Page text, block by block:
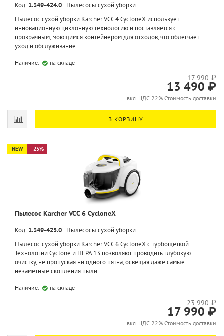
Код: 1.349-424.0 | Пылесосы сухой уборки
Пылесос сухой уборки Karcher VCC 4 CycloneX использует
инновационную циклонную технологию и поставляется с
прозрачным, моющимся контейнером для отходов, что облегчает
уход и обслуживание.
Наличие: на складе
17 990 ₽
13 490 ₽
вкл. НДС 22% Стоимость доставки
В КОРЗИНУ
NEW -25%
Пылесос Karcher VCC 6 CycloneX
Код: 1.349-425.0 | Пылесосы сухой уборки
Пылесос сухой уборки Karcher VCC 6 CycloneX с турбощеткой.
Технологии Cyclone и HEPA 13 позволяют проводить глубокую
очистку, не пропуская ни одного пятна, освещая даже самые
незаметные скопления пыли.
Наличие: на складе
23 990 ₽
17 990 ₽
вкл. НДС 22% Стоимость доставки